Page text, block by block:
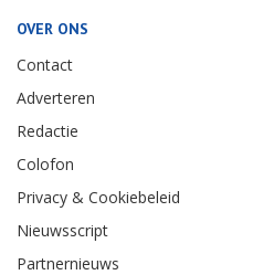
OVER ONS
Contact
Adverteren
Redactie
Colofon
Privacy & Cookiebeleid
Nieuwsscript
Partnernieuws